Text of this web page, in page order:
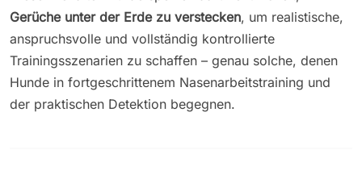
Gerüche unter der Erde zu verstecken, um realistische,
anspruchsvolle und vollständig kontrollierte
Trainingsszenarien zu schaffen – genau solche, denen
Hunde in fortgeschrittenem Nasenarbeitstraining und
der praktischen Detektion begegnen.